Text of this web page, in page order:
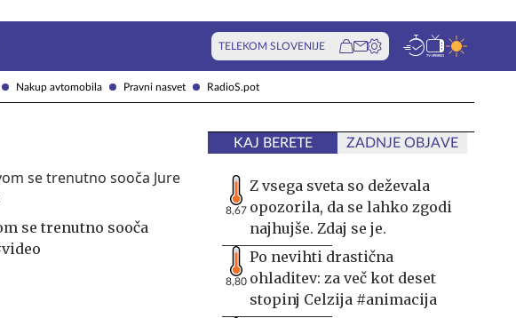
Nakup avtomobila Pravni nasvet RadioS.pot
TELEKOM SLOVENIJE
se trenutno sooča
KAJ BERETE ZADNJE OBJAVE
8,67
Z vsega sveta so deževala
opozorila, da se lahko zgodi
najhujše. Zdaj se je.
8,80
Po nevihti drastična
ohladitev: za več kot deset
stopinj Celzija #animacija